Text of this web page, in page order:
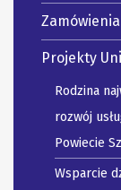
Projekty
Rodzina
rozwój
Powiecie
Wsparcie